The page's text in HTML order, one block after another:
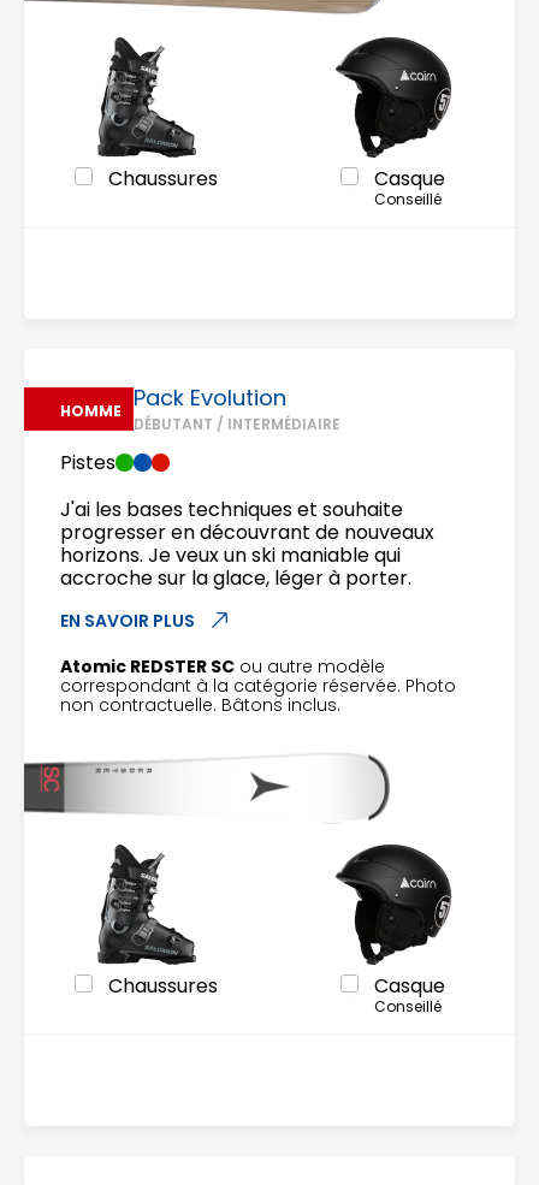
Chaussures Casque
Conseillé
HOMME Pack Evolution
DÉBUTANT / INTERMÉDIAIRE
Pistes
J'ai les bases techniques et souhaite
progresser en découvrant de nouveaux
horizons. Je veux un ski maniable qui
accroche sur la glace, léger à porter.
EN SAVOIR PLUS
Atomic REDSTER SC ou autre modèle
correspondant à la catégorie réservée. Photo
non contractuelle. Bâtons inclus.
Chaussures Casque
Conseillé